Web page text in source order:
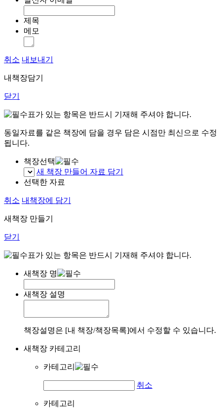
제목
메모
취소 내보내기
내책장담기
닫기
표가 있는 항목은 반드시 기재해 주셔야 합니다.
동일자료를 같은 책장에 담을 경우 담은 시점만 최신으로 수정
됩니다.
책장선택
새 책장 만들어 자료 담기
선택한 자료
취소 내책장에 담기
새책장 만들기
닫기
표가 있는 항목은 반드시 기재해 주셔야 합니다.
새책장 명
새책장 설명
책장설명은 [내 책장/책장목록]에서 수정할 수 있습니다.
새책장 카테고리
카테고리
취소
카테고리